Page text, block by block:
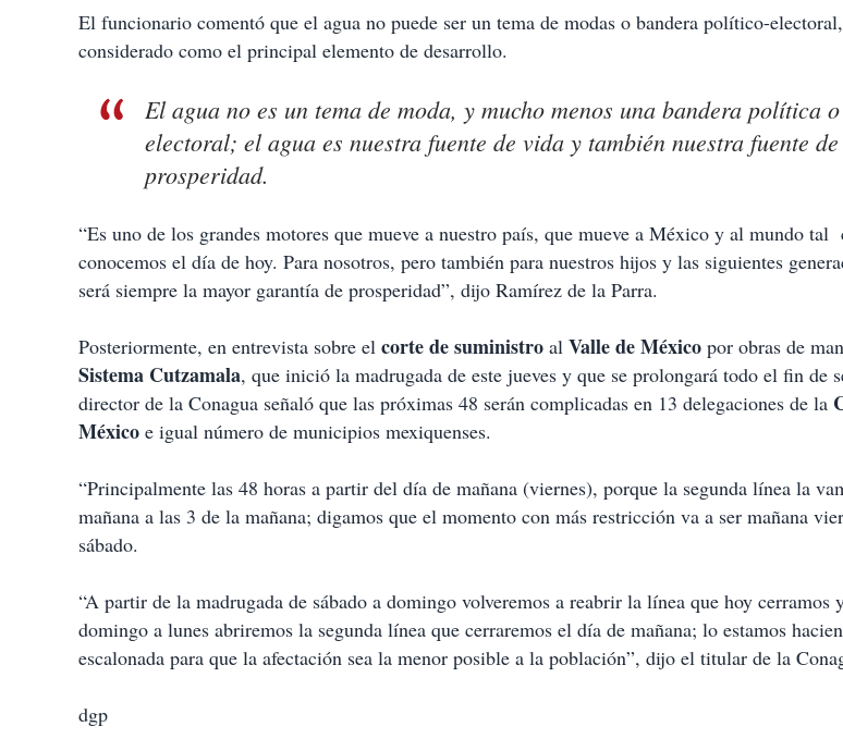
El funcionario comentó que el agua no puede ser un tema de modas o bandera político-
considerado como el principal elemento de desarrollo.
El agua no es un tema de moda, y mucho menos una bandera política
electoral; el agua es nuestra fuente de vida y también nuestra fuente de
prosperidad.
“Es uno de los grandes motores que mueve a nuestro país, que mueve a México y al mundo
conocemos el día de hoy. Para nosotros, pero también para nuestros hijos y las siguientes
será siempre la mayor garantía de prosperidad”, dijo Ramírez de la Parra.
Posteriormente, en entrevista sobre el corte desuministro al Valle de México por obras de
Sistema Cutzamala, que inició la madrugada de este jueves y que se prolongará todo el fin de
director de la Conagua señaló que las próximas 48 serán complicadas en 13 delegaciones de la
México e igual número de municipios mexiquenses.
“Principalmente las 48 horas a partir del día de mañana (viernes), porque la segunda línea la
mañana a las 3 de la mañana; digamos que el momento con más restricción va a ser mañana
sábado.
“A partir de la madrugada de sábado a domingo volveremos a reabrir la línea que hoy cerramos
domingo a lunes abriremos la segunda línea que cerraremos el día de mañana; lo estamos
escalonada para que la afectación sea la menor posible a la población”, dijo el titular de la
dgp